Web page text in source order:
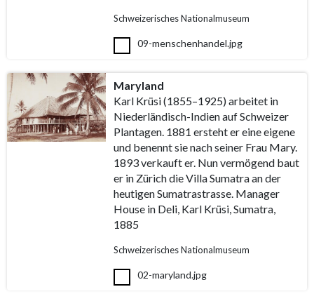
Schweizerisches Nationalmuseum
09-menschenhandel.jpg
Maryland
Karl Krüsi (1855–1925) arbeitet in
Niederländisch-Indien auf Schweizer
Plantagen. 1881 ersteht er eine eigene
und benennt sie nach seiner Frau Mary.
1893 verkauft er. Nun vermögend baut
er in Zürich die Villa Sumatra an der
heutigen Sumatrastrasse. Manager
House in Deli, Karl Krüsi, Sumatra,
1885
Schweizerisches Nationalmuseum
02-maryland.jpg